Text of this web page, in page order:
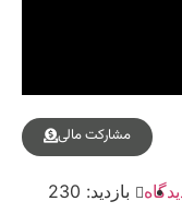
مشارکت مالی
بازدید: 230